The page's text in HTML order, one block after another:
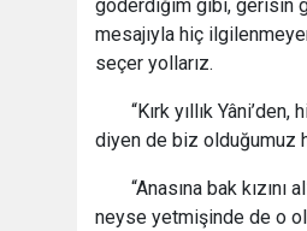
göderdiğim gibi, gerisin
mesajıyla hiç
seçer yollarız.
“Kırk yıllık
diyen de biz olduğumuz
“Anasına bak kızını
neyse yetmişinde de o